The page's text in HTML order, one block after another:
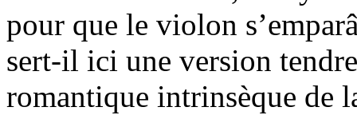
pour que le violon
sert-il ici une version
romantique intrinsèque de